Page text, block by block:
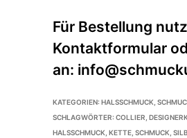
KATEGORIEN: HALSSCHMUCK
SCHLAGWÖRTER: COLLIER
HALSSCHMUCK KETTE, SCHMUCK